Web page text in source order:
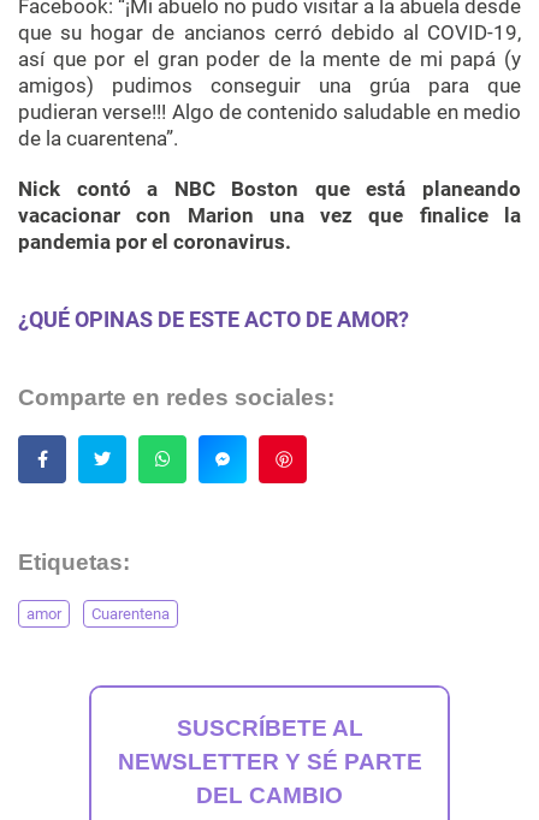
Facebook: “¡Mi abuelo no pudo visitar a la abuela desde
que su hogar de ancianos cerró debido al COVID-19,
así que por el gran poder de la mente de mi papá (y
amigos) pudimos conseguir una grúa para que
pudieran verse!!! Algo de contenido saludable en medio
de la cuarentena”.
Nick contó a NBC Boston que está planeando
vacacionar con Marion una vez que finalice la
pandemia por el coronavirus.
¿QUÉ OPINAS DE ESTE ACTO DE AMOR?
Comparte en redes sociales:
Etiquetas:
amor Cuarentena
SUSCRÍBETE AL
NEWSLETTER Y SÉ PARTE
DEL CAMBIO